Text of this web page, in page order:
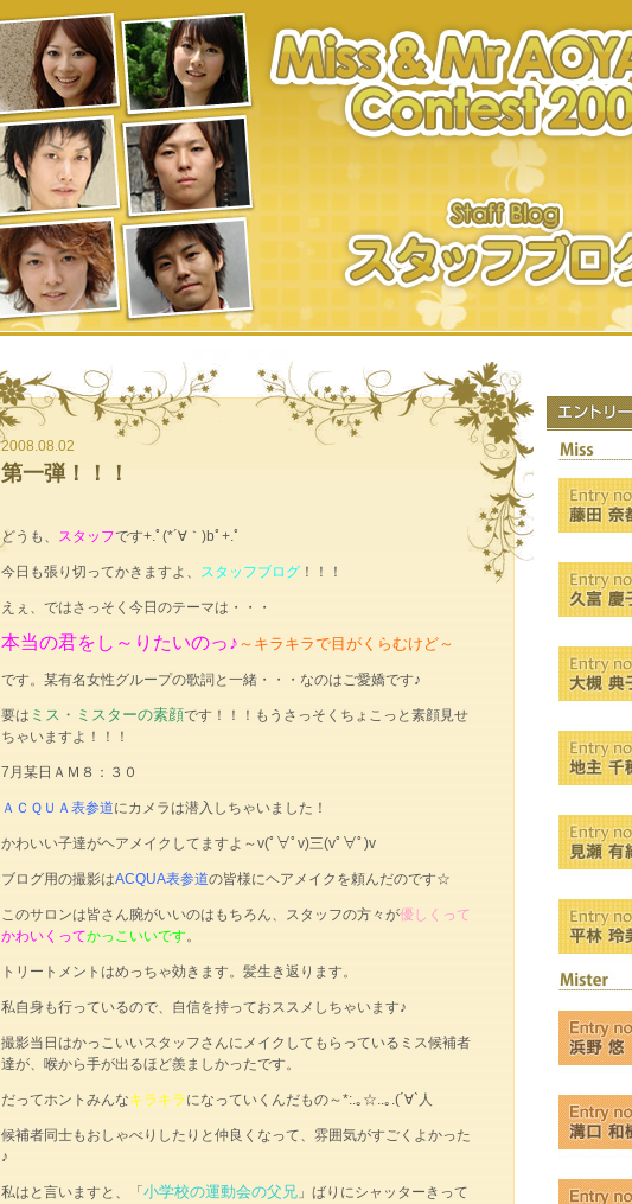
2008.08.02
第一弾！！！
どうも、 スタッフです+.ﾟ(*´∀｀)bﾟ+.ﾟ
今日も張り切ってかきますよ、 スタッフブログ ！！！
えぇ、ではさっそく今日のテーマは・・・
本当の君をし～りたいのっ♪ ～キラキラで目がくらむけど～
です。某有名女性グループの歌詞と一緒・・・なのはご愛嬌です♪
要は ミス・ミスターの素顔です！！！もうさっそくちょこっと素顔見せ
ちゃいますよ！！！
7月某日ＡＭ８：３０
ＡＣＱＵＡ表参道にカメラは潜入しちゃいました！
かわいい子達がヘアメイクしてますよ～v(ﾟ∀ﾟv)三(vﾟ∀ﾟ)v
ブログ用の撮影はACQUA表参道の皆様にヘアメイクを頼んだのです☆
このサロンは皆さん腕がいいのはもちろん、スタッフの方々が優しくって
かわいくってかっこいいです。
トリートメントはめっちゃ効きます。髪生き返ります。
私自身も行っているので、自信を持っておススメしちゃいます♪
撮影当日はかっこいいスタッフさんにメイクしてもらっているミス候補者
達が、喉から手が出るほど羨ましかったです。
だってホントみんなキラキラ になっていくんだもの～*:.｡☆..｡.(´∀`人
候補者同士もおしゃべりしたりと仲良くなって、雰囲気がすごくよかった
♪
私はと言いますと、「 小学校の運動会の父兄 」ばりにシャッターきって